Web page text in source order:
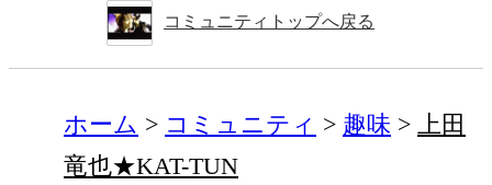
コミュニティトップへ戻る
ホーム コミュニティ 趣味
上田
竜也★KAT-TUN